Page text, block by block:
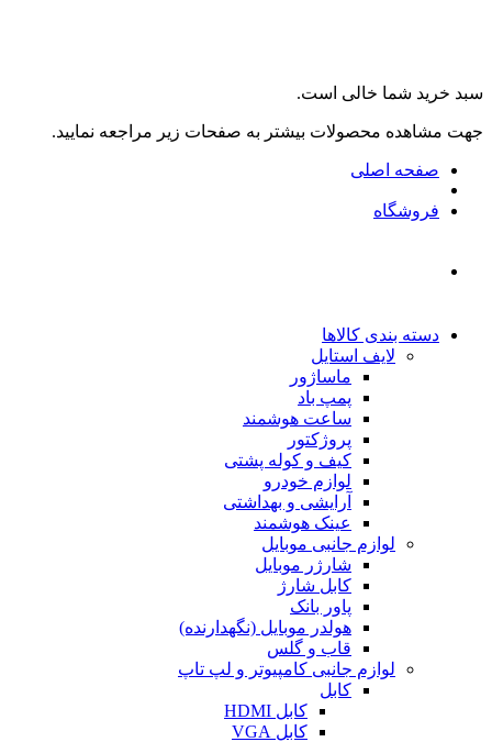
سبد خرید شما خالی است.
جهت مشاهده محصولات بیشتر به صفحات زیر مراجعه نمایید.
صفحه اصلی
فروشگاه
دسته بندی کالاها
لایف استایل
ماساژور
پمپ باد
ساعت هوشمند
پروژکتور
کیف و کوله پشتی
لوازم خودرو
آرایشی و بهداشتی
عینک هوشمند
لوازم جانبی موبایل
شارژر موبایل
کابل شارژ
پاور بانک
هولدر موبایل (نگهدارنده)
قاب و گلس
لوازم جانبی کامپیوتر و لپ تاپ
کابل
کابل HDMI
کابل VGA